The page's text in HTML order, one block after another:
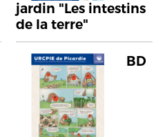
jardin "Les intestins
de la terre"
BD